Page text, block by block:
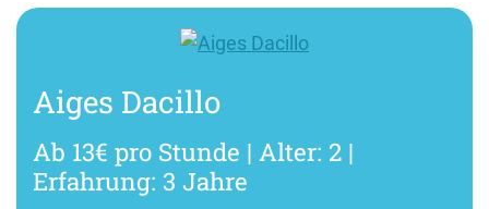
Aiges Dacillo
Ab 13€ pro Stunde | Alter: 2 |
Erfahrung: 3 Jahre